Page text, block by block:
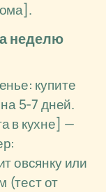
неделю
купите
5-7 дней.
в кухне] —
овсянку или
(тест от